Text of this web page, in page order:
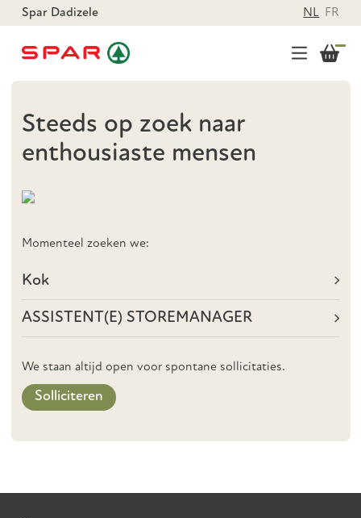
Spar Dadizele NL FR
Steeds op zoek naar
enthousiaste mensen
Momenteel zoeken we:
Kok
ASSISTENT(E) STOREMANAGER
We staan altijd open voor spontane sollicitaties.
Solliciteren